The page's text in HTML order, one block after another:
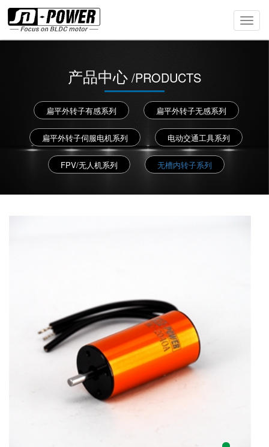
产品中心 /PRODUCTS
扁平外转子有感系列 扁平外转子无感系列
扁平外转子伺服电机系列 电动交通工具系列
FPV/无人机系列 无槽内转子系列